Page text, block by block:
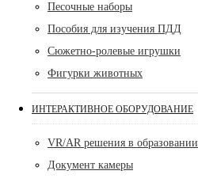
Песочные наборы
Пособия для изучения ПДД
Сюжетно-ролевые игрушки
Фигурки животных
ИНТЕРАКТИВНОЕ ОБОРУДОВАНИЕ
VR/AR решения в образовании
Документ камеры